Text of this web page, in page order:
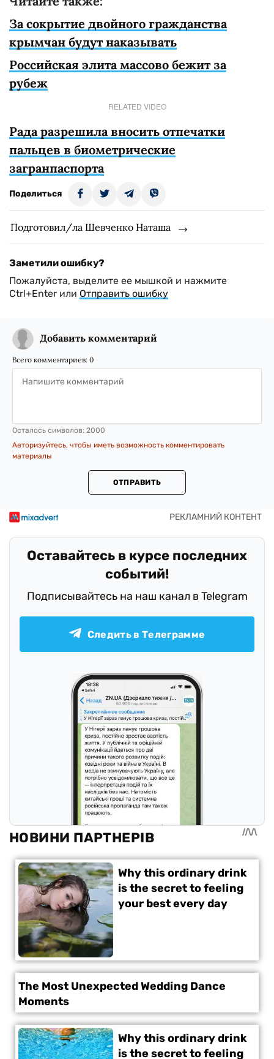
За сокрытие двойного гражданства
крымчан будут наказывать
Российская элита массово бежит за
рубеж
RELATED VIDEO
Рада разрешила вносить отпечатки
пальцев в биометрические
загранпаспорта
Поделиться
Подготовил/ла Шевченко Наташа
Заметили ошибку?
Пожалуйста, выделите ее мышкой и нажмите
Ctrl+Enter или Отправить ошибку
Добавить комментарий
Всего комментариев: 0
Осталось символов: 2000
Авторизуйтесь, чтобы иметь возможность комментировать
материалы
ОТПРАВИТЬ
Оставайтесь в курсе последних
событий!
Подписывайтесь на наш канал в Telegram
Следить в Телеграмме